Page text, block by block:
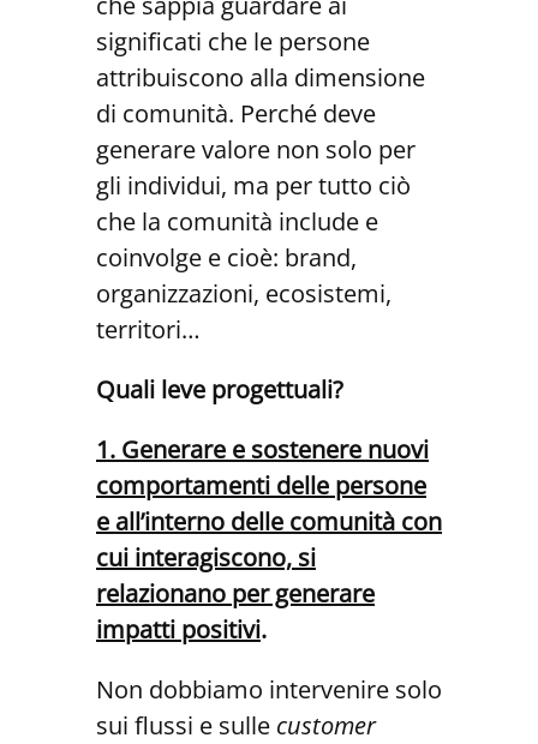
significati che le persone
attribuiscono alla dimensione
di comunità. Perché deve
generare valore non solo per
gli individui, ma per tutto ciò
che la comunità include e
coinvolge e cioè: brand,
organizzazioni, ecosistemi,
territori…
Quali leve progettuali?
1. Generare e sostenere nuovi
comportamenti delle persone
e all’interno delle comunità con
cui interagiscono, si
relazionano per generare
impatti positivi.
Non dobbiamo intervenire solo
sui flussi e sulle customer